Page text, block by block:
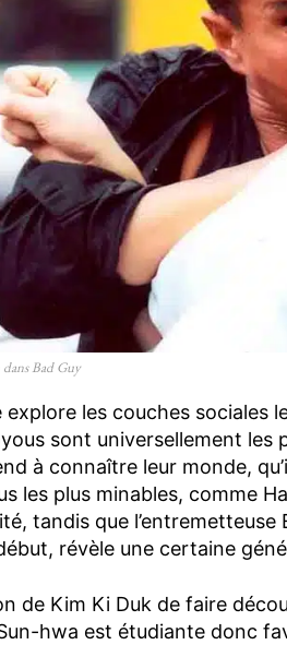
Bad Guy
explore les couches sociales
sont universellement les
à connaître leur monde,
les plus minables, comme
tandis que
révèle une certaine
de Kim Ki Duk de faire
hwa est étudiante donc